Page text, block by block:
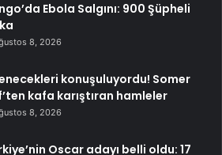
Ebola Salgını: 900 Şüpheli
8, 2026
konuşuluyordu! Somer
kafa karıştıran hamleler
8, 2026
Oscar adayı belli oldu: 17